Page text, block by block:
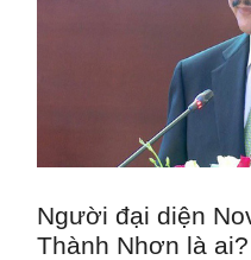
Người đại diện
Thành Nhơn là ai?